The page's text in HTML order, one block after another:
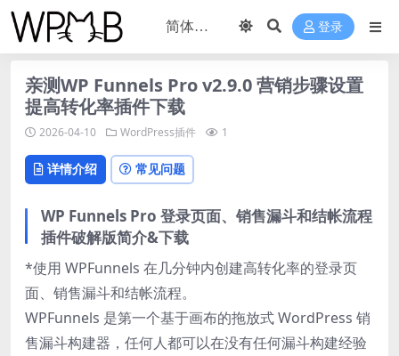
登录
亲测WP Funnels Pro v2.9.0 营销步骤设置
提高转化率插件下载
2026-04-10 WordPress插件 1
详情介绍 常见问题
WP Funnels Pro 登录页面、销售漏斗和结帐流程
插件破解版简介&下载
*使用 WPFunnels 在几分钟内创建高转化率的登录页
面、销售漏斗和结帐流程。
WPFunnels 是第一个基于画布的拖放式 WordPress 销
售漏斗构建器，任何人都可以在没有任何漏斗构建经验